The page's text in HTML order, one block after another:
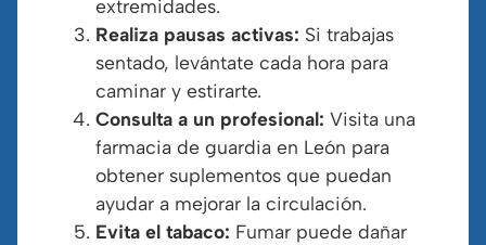
extremidades.
Realiza pausas activas: Si trabajas
sentado, levántate cada hora para
caminar y estirarte.
Consulta a un profesional: Visita una
farmacia de guardia en León para
obtener suplementos que puedan
ayudar a mejorar la circulación.
Evita el tabaco: Fumar puede dañar